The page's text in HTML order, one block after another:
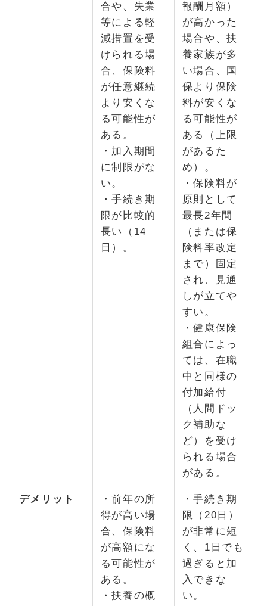
合や、失業
等による軽
減措置を受
けられる場
合、保険料
が任意継続
より安くな
る可能性が
ある。
・加入期間
に制限がな
い。
・手続き期
限が比較的
長い（14
日）。
報酬月額）
が高かった
場合や、扶
養家族が多
い場合、国
保より保険
料が安くな
る可能性が
ある（上限
があるた
め）。
・保険料が
原則として
最長2年間
（または保
険料率改定
まで）固定
され、見通
しが立てや
すい。
・健康保険
組合によっ
ては、在職
中と同様の
付加給付
（人間ドッ
ク補助な
ど）を受け
られる場合
がある。
デメリット
・前年の所
得が高い場
合、保険料
が高額にな
る可能性が
ある。
・扶養の概
・手続き期
限（20日）
が非常に短
く、1日でも
過ぎると加
入できな
い。